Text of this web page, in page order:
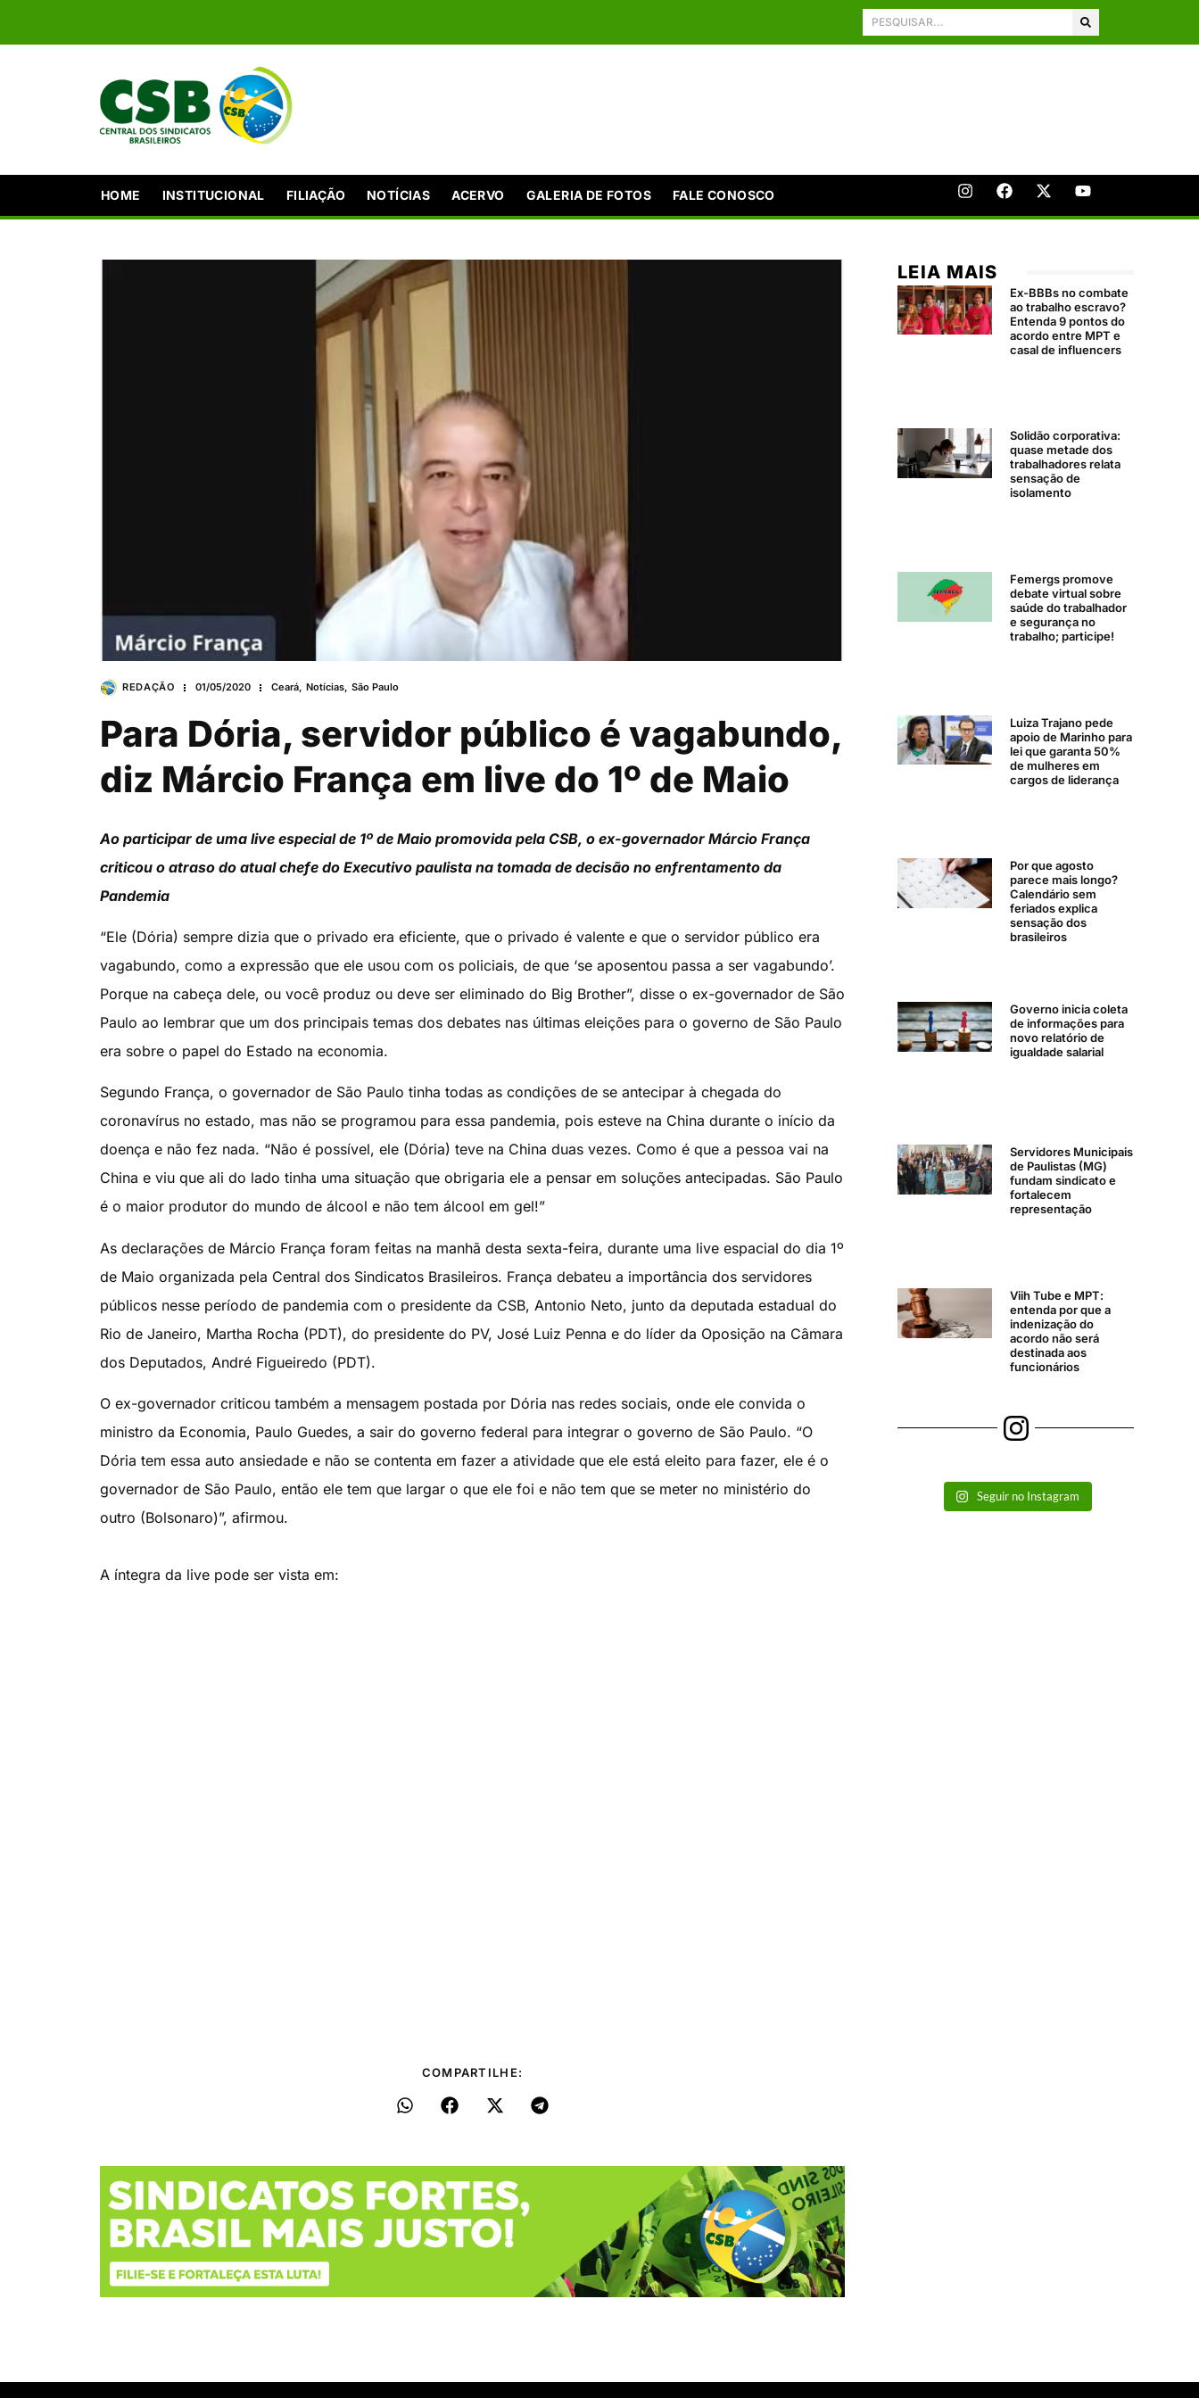
HOME INSTITUCIONAL FILIAÇÃO NOTÍCIAS ACERVO GALERIA DE FOTOS FALE CONOSCO
REDAÇÃO 01/05/2020 Ceará, Notícias,São Paulo
Para Dória, servidor público é vagabundo,
diz Márcio França em live do 1º de Maio
Ao participar de uma live especial de 1º de Maio promovida pela CSB, o ex-governador Márcio França
criticou o atraso do atual chefe do Executivo paulista na tomada de decisão no enfrentamento da
Pandemia
“Ele (Dória) sempre dizia que o privado era eficiente, que o privado é valente e que o servidor público era
vagabundo, como a expressão que ele usou com os policiais, de que ‘se aposentou passa a ser vagabundo’.
Porque na cabeça dele, ou você produz ou deve ser eliminado do Big Brother”, disse o ex-governador de São
Paulo ao lembrar que um dos principais temas dos debates nas últimas eleições para o governo de São Paulo
era sobre o papel do Estado na economia.
Segundo França, o governador de São Paulo tinha todas as condições de se antecipar à chegada do
coronavírus no estado, mas não se programou para essa pandemia, pois esteve na China durante o início da
doença e não fez nada. “Não é possível, ele (Dória) teve na China duas vezes. Como é que a pessoa vai na
China e viu que ali do lado tinha uma situação que obrigaria ele a pensar em soluções antecipadas. São Paulo
é o maior produtor do mundo de álcool e não tem álcool em gel!”
As declarações de Márcio França foram feitas na manhã desta sexta-feira, durante uma live espacial do dia 1º
de Maio organizada pela Central dos Sindicatos Brasileiros. França debateu a importância dos servidores
públicos nesse período de pandemia com o presidente da CSB, Antonio Neto, junto da deputada estadual do
Rio de Janeiro, Martha Rocha (PDT), do presidente do PV, José Luiz Penna e do líder da Oposição na Câmara
dos Deputados, André Figueiredo (PDT).
O ex-governador criticou também a mensagem postada por Dória nas redes sociais, onde ele convida o
ministro da Economia, Paulo Guedes, a sair do governo federal para integrar o governo de São Paulo. “O
Dória tem essa auto ansiedade e não se contenta em fazer a atividade que ele está eleito para fazer, ele é o
governador de São Paulo, então ele tem que largar o que ele foi e não tem que se meter no ministério do
outro (Bolsonaro)”, afirmou.
A íntegra da live pode ser vista em:
COMPARTILHE:
LEIA MAIS
Ex-BBBs no combate
ao trabalho escravo?
Entenda 9 pontos do
acordo entre MPT e
casal de influencers
Solidão corporativa:
quase metade dos
trabalhadores relata
sensação de
isolamento
Femergs promove
debate virtual sobre
saúde do trabalhador
e segurança no
trabalho; participe!
Luiza Trajano pede
apoio de Marinho para
lei que garanta 50%
de mulheres em
cargos de liderança
Por que agosto
parece mais longo?
Calendário sem
feriados explica
sensação dos
brasileiros
Governo inicia coleta
de informações para
novo relatório de
igualdade salarial
Servidores Municipais
de Paulistas (MG)
fundam sindicato e
fortalecem
representação
Viih Tube e MPT:
entenda por que a
indenização do
acordo não será
destinada aos
funcionários
Seguir no Instagram